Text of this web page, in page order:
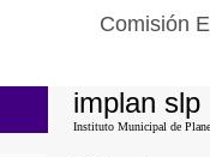
Comisión
implan slp
Instituto Municipal de